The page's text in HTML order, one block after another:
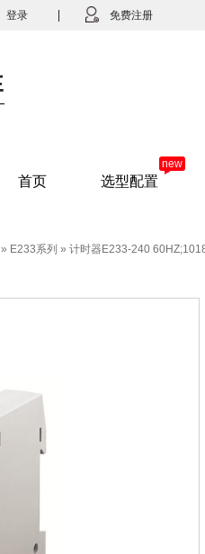
登录 免费注册
首页 选型配置
new
» E233系列 » 计时器E233-240